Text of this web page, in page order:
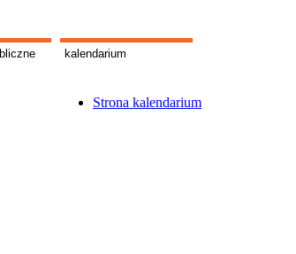
kalendarium
Strona kalendarium